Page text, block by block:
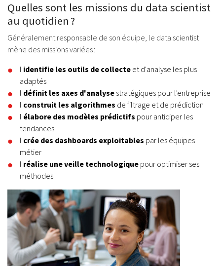
Quelles sont les missions du data scientist
au quotidien ?
Généralement responsable de son équipe, le data scientist
mène des missions variées :
Il identifie les outils de collecte et d'analyse les plus
adaptés
Il définit les axes d'analyse stratégiques pour l'entreprise
Il construit les algorithmes de filtrage et de prédiction
Il élabore des modèles prédictifs pour anticiper les
tendances
Il crée des dashboards exploitables par les équipes
métier
Il réalise une veille technologique pour optimiser ses
méthodes